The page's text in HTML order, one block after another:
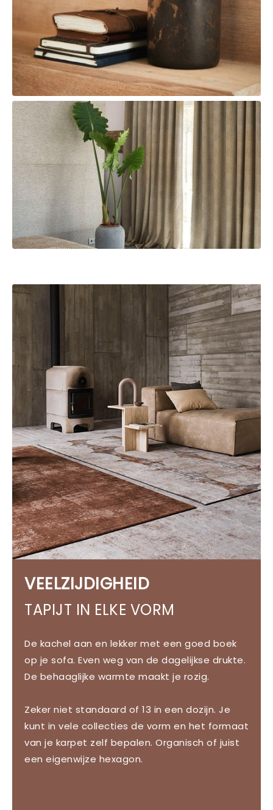
VEELZIJDIGHEID
TAPIJT IN ELKE VORM
De kachel aan en lekker met een goed boek
op je sofa. Even weg van de dagelijkse drukte.
De behaaglijke warmte maakt je rozig.
Zeker niet standaard of 13 in een dozijn. Je
kunt in vele collecties de vorm en het formaat
van je karpet zelf bepalen. Organisch of juist
een eigenwijze hexagon.